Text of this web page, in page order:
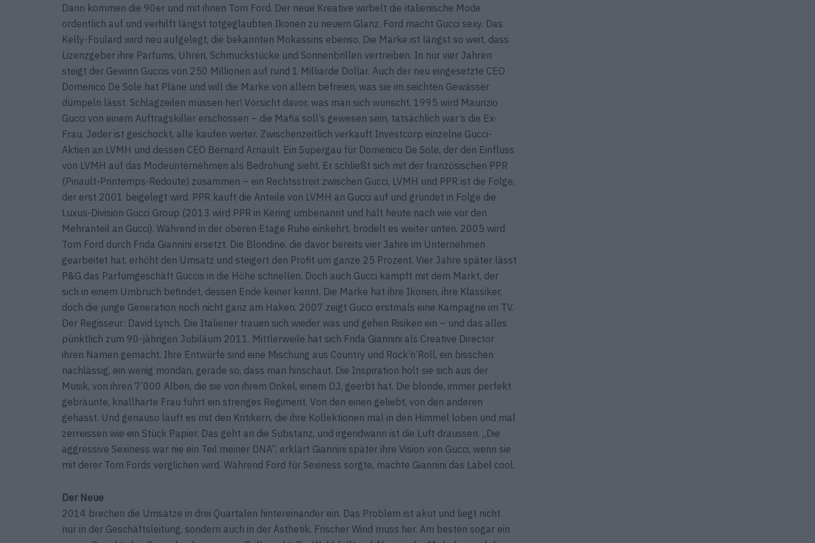
Dann kommen die 90er und mit ihnen Tom Ford. Der neue Kreative wirbelt die italienische Mode
ordentlich auf und verhilft längst totgeglaubten Ikonen zu neuem Glanz. Ford macht Gucci sexy. Das
Kelly-Foulard wird neu aufgelegt, die bekannten Mokassins ebenso. Die Marke ist längst so weit, dass
Lizenzgeber ihre Parfums, Uhren, Schmuckstücke und Sonnenbrillen vertreiben. In nur vier Jahren
steigt der Gewinn Guccis von 250 Millionen auf rund 1 Milliarde Dollar. Auch der neu eingesetzte CEO
Domenico De Sole hat Pläne und will die Marke von allem befreien, was sie im seichten Gewässer
dümpeln lässt. Schlagzeilen müssen her! Vorsicht davor, was man sich wünscht. 1995 wird Maurizio
Gucci von einem Auftragskiller erschossen – die Mafia soll’s gewesen sein, tatsächlich war’s die Ex-
Frau. Jeder ist geschockt, alle kaufen weiter. Zwischenzeitlich verkauft Investcorp einzelne Gucci-
Aktien an LVMH und dessen CEO Bernard Arnault. Ein Supergau für Domenico De Sole, der den Einfluss
von LVMH auf das Modeunternehmen als Bedrohung sieht. Er schließt sich mit der französischen PPR
(Pinault-Printemps-Redoute) zusammen – ein Rechtsstreit zwischen Gucci, LVMH und PPR ist die Folge,
der erst 2001 beigelegt wird. PPR kauft die Anteile von LVMH an Gucci auf und gründet in Folge die
Luxus-Division Gucci Group (2013 wird PPR in Kering umbenannt und hält heute nach wie vor den
Mehranteil an Gucci). Während in der oberen Etage Ruhe einkehrt, brodelt es weiter unten. 2005 wird
Tom Ford durch Frida Giannini ersetzt. Die Blondine, die davor bereits vier Jahre im Unternehmen
gearbeitet hat, erhöht den Umsatz und steigert den Profit um ganze 25 Prozent. Vier Jahre später lässt
P&G das Parfumgeschäft Guccis in die Höhe schnellen. Doch auch Gucci kämpft mit dem Markt, der
sich in einem Umbruch befindet, dessen Ende keiner kennt. Die Marke hat ihre Ikonen, ihre Klassiker,
doch die junge Generation noch nicht ganz am Haken. 2007 zeigt Gucci erstmals eine Kampagne im TV.
Der Regisseur: David Lynch. Die Italiener trauen sich wieder was und gehen Risiken ein – und das alles
pünktlich zum 90-jährigen Jubiläum 2011. Mittlerweile hat sich Frida Giannini als Creative Director
ihren Namen gemacht. Ihre Entwürfe sind eine Mischung aus Country und Rock’n’Roll, ein bisschen
nachlässig, ein wenig mondän, gerade so, dass man hinschaut. Die Inspiration holt sie sich aus der
Musik, von ihren 7’000 Alben, die sie von ihrem Onkel, einem DJ, geerbt hat. Die blonde, immer perfekt
gebräunte, knallharte Frau führt ein strenges Regiment. Von den einen geliebt, von den anderen
gehasst. Und genauso läuft es mit den Kritikern, die ihre Kollektionen mal in den Himmel loben und mal
zerreissen wie ein Stück Papier. Das geht an die Substanz, und irgendwann ist die Luft draussen. „Die
aggressive Sexiness war nie ein Teil meiner DNA“, erklärt Giannini später ihre Vision von Gucci, wenn sie
mit derer Tom Fords verglichen wird. Während Ford für Sexiness sorgte, machte Giannini das Label cool.
Der Neue
2014 brechen die Umsätze in drei Quartalen hintereinander ein. Das Problem ist akut und liegt nicht
nur in der Geschäftsleitung, sondern auch in der Ästhetik. Frischer Wind muss her. Am besten sogar ein